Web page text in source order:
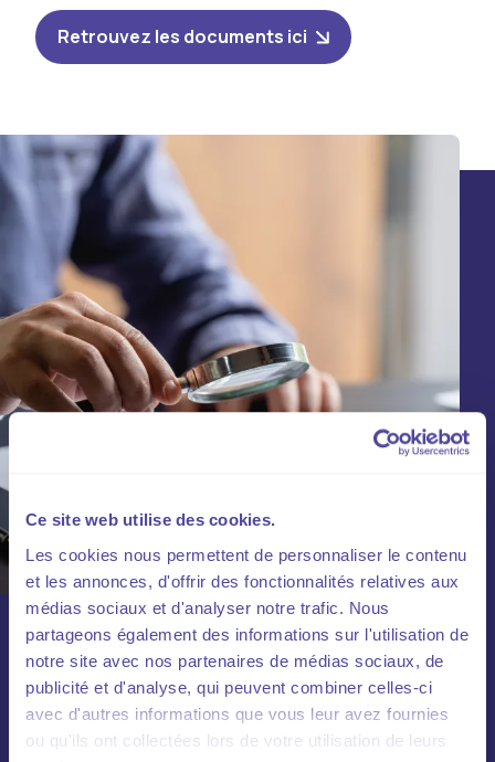
Ce site web utilise des cookies.
Les cookies nous permettent de personnaliser le contenu
et les annonces, d'offrir des fonctionnalités relatives aux
médias sociaux et d'analyser notre trafic. Nous
partageons également des informations sur l'utilisation de
notre site avec nos partenaires de médias sociaux, de
publicité et d'analyse, qui peuvent combiner celles-ci
avec d'autres informations que vous leur avez fournies
ou qu'ils ont collectées lors de votre utilisation de leurs
Retrouvez les documents ici
Points sur...
Le département social rédige des Point Sur...
réguliers sur les textes législatifs ou conventionnels